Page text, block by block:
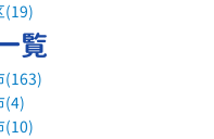
(19)
覧
(163)
(4)
(10)